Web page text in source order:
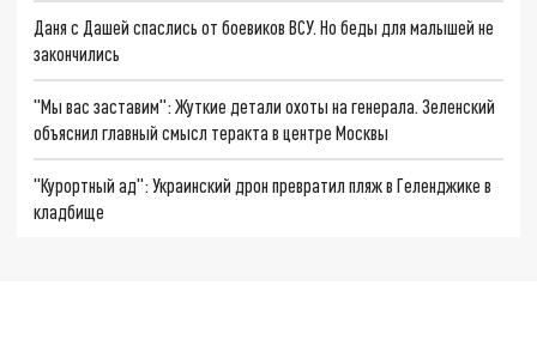
Даня с Дашей спаслись от боевиков ВСУ. Но беды для малышей не
закончились
"Мы вас заставим": Жуткие детали охоты на генерала. Зеленский
объяснил главный смысл теракта в центре Москвы
"Курортный ад": Украинский дрон превратил пляж в Геленджике в
кладбище